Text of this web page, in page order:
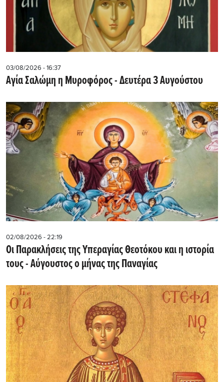
03/08/2026 - 16:37
Αγία Σαλώμη η Μυροφόρος - Δευτέρα 3 Αυγούστου
02/08/2026 - 22:19
Οι Παρακλήσεις της Υπεραγίας Θεοτόκου και η ιστορία
τους - Aύγουστος ο μήνας της Παναγίας